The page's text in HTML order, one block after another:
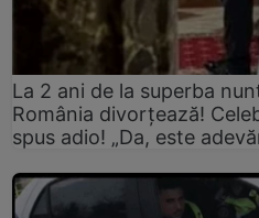
La 2 ani de la superba
România divorțează!
spus adio! „Da, este